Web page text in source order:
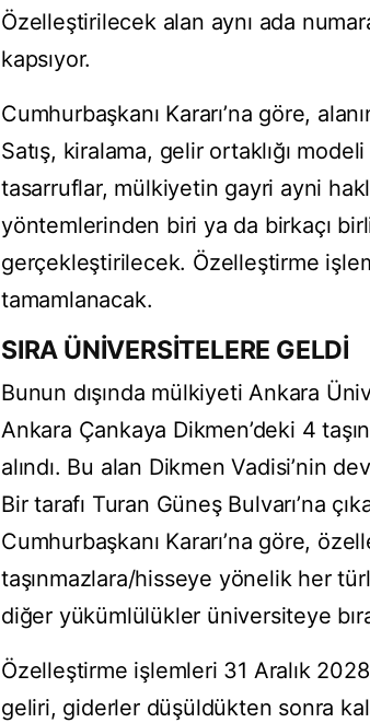
Özelleştirilecek alan aynı ada
kapsıyor.
Cumhurbaşkanı Kararı’na göre,
Satış, kiralama, gelir ortaklığı
tasarruflar, mülkiyetin gayri ayni
yöntemlerinden biri ya da birkaçı
gerçekleştirilecek. Özelleştirme
tamamlanacak.
SIRA ÜNİVERSİTELERE GELDİ
Bunun dışında mülkiyeti Ankara
Ankara Çankaya Dikmen’deki 4
alındı. Bu alan Dikmen Vadisi’nin
Bir tarafı Turan Güneş Bulvarı’na
Cumhurbaşkanı Kararı’na göre,
taşınmazlara/hisseye yönelik her
diğer yükümlülükler üniversiteye
Özelleştirme işlemleri 31 Aralık
geliri, giderler düşüldükten sonra